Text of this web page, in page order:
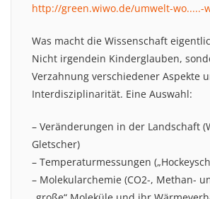
http://green.wiwo.de/umwelt-wo.....-
Was macht die Wissenschaft
Nicht irgendein Kinderglauben,
Verzahnung verschiedener Aspekte
Interdisziplinarität. Eine Auswahl:
– Veränderungen in der Landschaft
Gletscher)
– Temperaturmessungen
– Molekularchemie (CO2-, Methan-